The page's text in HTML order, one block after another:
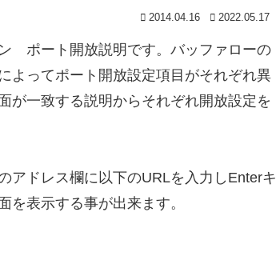
2014.04.16 2022.05.17
ポート開放説明です。バッファローの
よってポート開放設定項目がそれぞれ異
が一致する説明からそれぞれ開放設定を
アドレス欄に以下のURLを入力しEnterキ
を表示する事が出来ます。